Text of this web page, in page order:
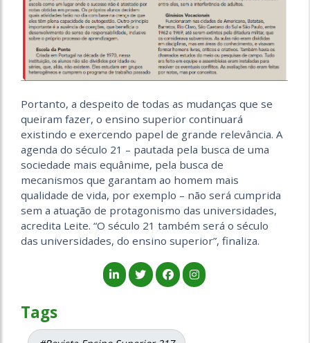
Portanto, a despeito de todas as mudanças que se
queiram fazer, o ensino superior continuará
existindo e exercendo papel de grande relevância. A
agenda do século 21 – pautada pela busca de uma
sociedade mais equânime, pela busca de
mecanismos que garantam ao homem mais
qualidade de vida, por exemplo – não será cumprida
sem a atuação de protagonismo das universidades,
acredita Leite. “O século 21 também será o século
das universidades, do ensino superior”, finaliza.
Tags